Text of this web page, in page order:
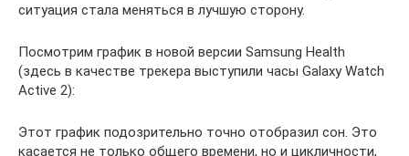
ситуация стала меняться в лучшую сторону.
Посмотрим график в новой версии Samsung Health
(здесь в качестве трекера выступили часы Galaxy Watch
Active 2):
Этот график подозрительно точно отобразил сон. Это
касается не только общего времени, но и цикличности,